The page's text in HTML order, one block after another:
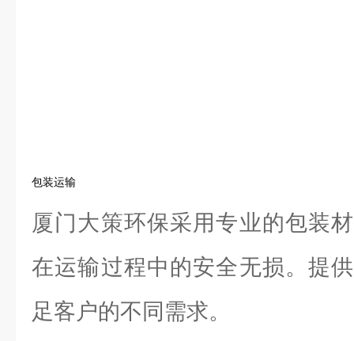
包装运输
厦门大策环保采用专业的包装
在运输过程中的安全无损。提
足客户的不同需求。